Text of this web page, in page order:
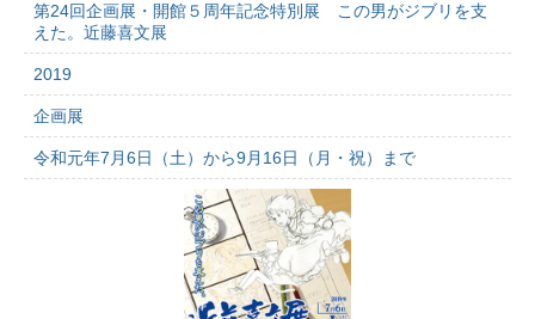
第24回企画展・開館５周年記念特別展 この男がジブリを支
えた。近藤喜文展
2019
企画展
令和元年7月6日（土）から9月16日（月・祝）まで